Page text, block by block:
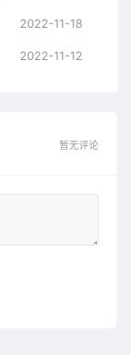
2022-11-18
2022-11-12
暂无评论